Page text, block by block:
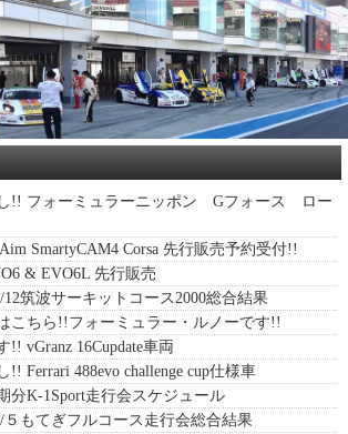
!! フォーミュラーニッポン Gフォース ロー
SmartyCAM4 Corsa 先行販売予約受付!!
& EVO6L 先行販売
12筑波サーキットコース2000総合結果
こちら!!フォーミュラー・ルノーです!!
!! vGranz 16Cupdate車両
!! Ferrari 488evo challenge cup仕様車
分K-1Sport走行会スケジュール
５もてぎフルコース走行会総合結果